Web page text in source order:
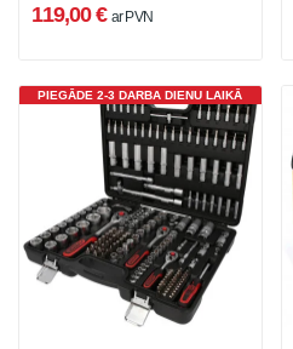
119,00 € ar PVN
PIEGĀDE 2-3 DARBA DIENU LAIKĀ